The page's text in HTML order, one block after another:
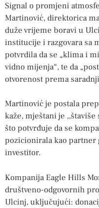
Signal o promjeni
Martinović, direktorica
duže vrijeme boravi u
institucije i razgovara sa
potvrdila da se „klima i
vidno mijenja“, te da
otvorenost prema
Martinović je postala
kaže, mještani je
što potvrđuje da se
pozicionirala kao partner
investitor.
Kompanija Eagle Hills
društveno-odgovornih
Ulcinj, uključujući: